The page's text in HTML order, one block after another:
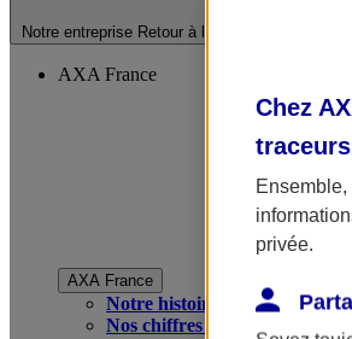
Notre entreprise Retour à la section précédente
AXA France
AXA France
Notre histoire
Nos chiffres clés
Chez
traceurs
privée.